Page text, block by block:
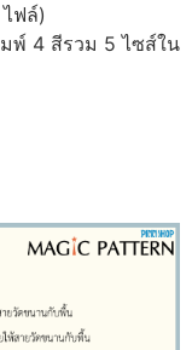
ฟล์)
พ์ 4 สีรวม 5 ไซส์ใน